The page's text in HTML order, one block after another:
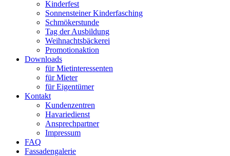
Kinderfest
Sonnensteiner Kinderfasching
Schmökerstunde
Tag der Ausbildung
Weihnachtsbäckerei
Promotionaktion
Downloads
für Mietinteressenten
für Mieter
für Eigentümer
Kontakt
Kundenzentren
Havariedienst
Ansprechpartner
Impressum
FAQ
Fassadengalerie